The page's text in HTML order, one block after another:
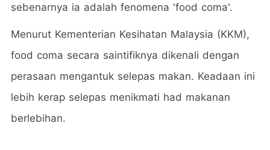
sebenarnya ia adalah fenomena 'food coma'.
Menurut Kementerian Kesihatan Malaysia (KKM),
food coma secara saintifiknya dikenali dengan
perasaan mengantuk selepas makan. Keadaan ini
lebih kerap selepas menikmati had makanan
berlebihan.